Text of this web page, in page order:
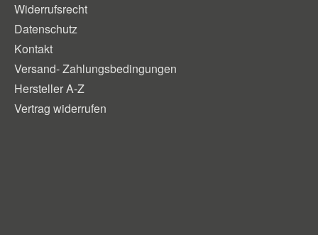
Widerrufsrecht
Datenschutz
Kontakt
Versand- Zahlungsbedingungen
Hersteller A-Z
Vertrag widerrufen